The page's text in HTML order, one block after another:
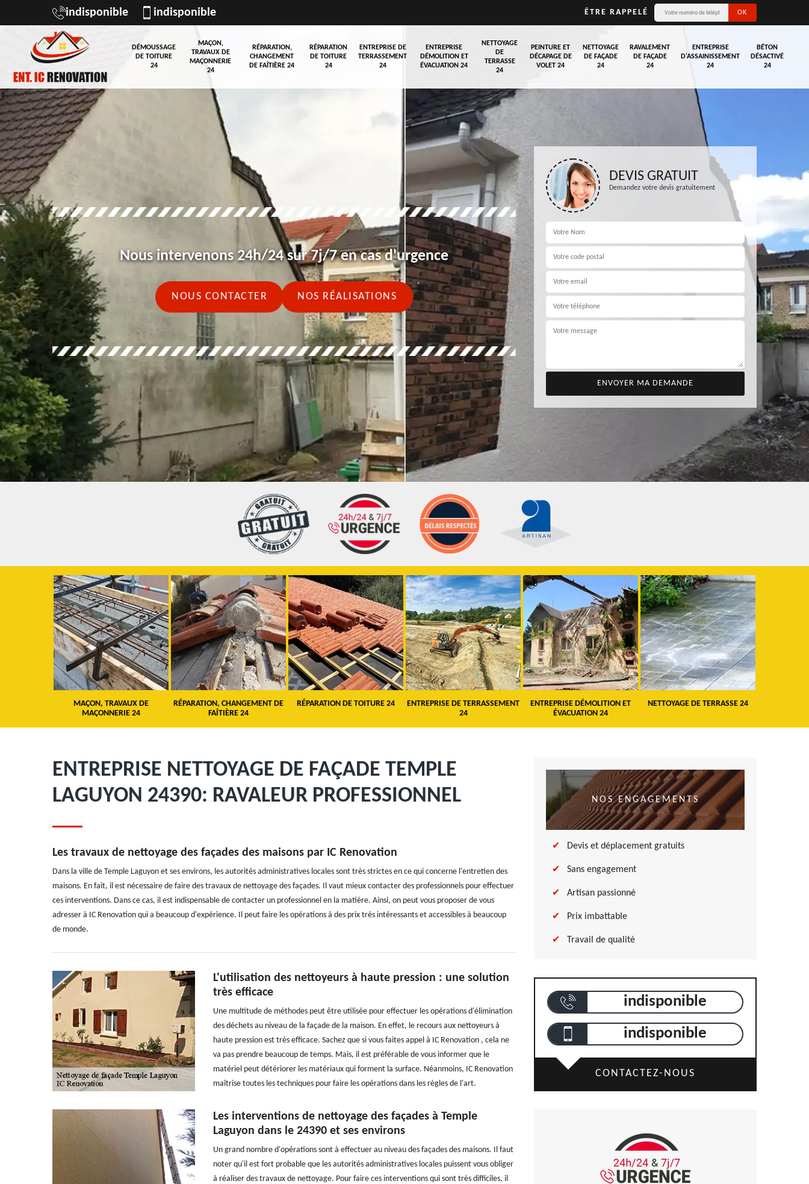
indisponible indisponible ÊTRE RAPPELÉ
DÉMOUSSAGE
DE TOITURE
24
MAÇON,
TRAVAUX DE
MAÇONNERIE
24
RÉPARATION,
CHANGEMENT
DE FAÎTIÈRE 24
RÉPARATION
DE TOITURE
24
ENTREPRISE DE
TERRASSEMENT
24
ENTREPRISE
DÉMOLITION ET
ÉVACUATION 24
NETTOYAGE
DE
TERRASSE
24
PEINTURE ET
DÉCAPAGE DE
VOLET 24
NETTOYAGE
DE FAÇADE
24
RAVALEMENT
DE FAÇADE
24
ENTREPRISE
D'ASSAINISSEMENT
24
BÉTON
DÉSACTIVÉ
24
Nous intervenons 24h/24 sur 7j/7 en cas d'urgence
NOUS CONTACTER NOS RÉALISATIONS
DEVIS GRATUIT
Demandez votre devis gratuitement
MAÇON, TRAVAUX DE
MAÇONNERIE 24
RÉPARATION, CHANGEMENT DE
FAÎTIÈRE 24
RÉPARATION DE TOITURE 24
ENTREPRISE DE TERRASSEMENT
24
ENTREPRISE DÉMOLITION ET
ÉVACUATION 24
NETTOYAGE DE TERRASSE 24
ENTREPRISE NETTOYAGE DE FAÇADE TEMPLE
LAGUYON 24390: RAVALEUR PROFESSIONNEL
Les travaux de nettoyage des façades des maisons par IC Renovation
Dans la ville de Temple Laguyon et ses environs, les autorités administratives locales sont très strictes en ce qui concerne l'entretien des
maisons. En fait, il est nécessaire de faire des travaux de nettoyage des façades. Il vaut mieux contacter des professionnels pour effectuer
ces interventions. Dans ce cas, il est indispensable de contacter un professionnel en la matière. Ainsi, on peut vous proposer de vous
adresser à IC Renovation qui a beaucoup d'expérience. Il peut faire les opérations à des prix très intéressants et accessibles à beaucoup
de monde.
L'utilisation des nettoyeurs à haute pression : une solution
très efficace
Une multitude de méthodes peut être utilisée pour effectuer les opérations d'élimination
des déchets au niveau de la façade de la maison. En effet, le recours aux nettoyeurs à
haute pression est très efficace. Sachez que si vous faites appel à IC Renovation , cela ne
va pas prendre beaucoup de temps. Mais, il est préférable de vous informer que le
matériel peut détériorer les matériaux qui forment la surface. Néanmoins, IC Renovation
maîtrise toutes les techniques pour faire les opérations dans les règles de l'art.
Les interventions de nettoyage des façades à Temple
Laguyon dans le 24390 et ses environs
Un grand nombre d'opérations sont à effectuer au niveau des façades des maisons. Il faut
noter qu'il est fort probable que les autorités administratives locales puissent vous obliger
à réaliser des travaux de nettoyage. Pour faire ces interventions qui sont très difficiles, il
NOS ENGAGEMENTS
Devis et déplacement gratuits
Sans engagement
Artisan passionné
Prix imbattable
Travail de qualité
indisponible
indisponible
CONTACTEZ-NOUS